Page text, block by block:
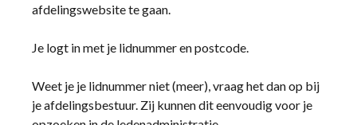
afdelingswebsite te gaan.
Je logt in met je lidnummer en postcode.
Weet je je lidnummer niet (meer), vraag het dan op bij
je afdelingsbestuur. Zij kunnen dit eenvoudig voor je